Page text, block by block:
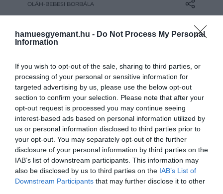
hamuesgyemant.hu - Do Not Process My Personal
Information
If you wish to opt-out of the sale, sharing to third parties, or
processing of your personal or sensitive information for
targeted advertising by us, please use the below opt-out
section to confirm your selection. Please note that after your
opt-out request is processed you may continue seeing
interest-based ads based on personal information utilized by
us or personal information disclosed to third parties prior to
your opt-out. You may separately opt-out of the further
disclosure of your personal information by third parties on the
IAB’s list of downstream participants. This information may
also be disclosed by us to third parties on the IAB’s List of
Downstream Participants that may further disclose it to other
pihenés, a felfedezés és az esti séták
természetesen férnek meg egymás
mellett.
OLÁH-BEBESI BORBÁLA